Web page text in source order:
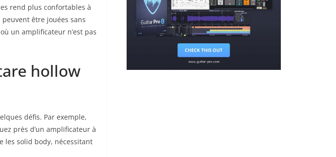
rend ⁤plus confortables⁤ à
être jouées sans
un ⁤amplificateur n’est⁢ pas
hollow
défis. ⁢Par exemple,
près d’un amplificateur à
les solid body, ⁢nécessitant